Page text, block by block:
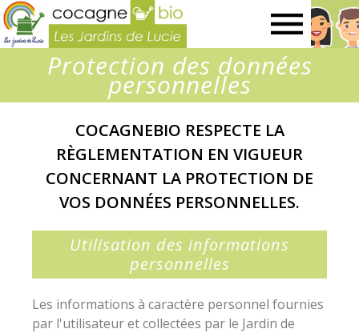
Jardins
Protection des données
personnelles
COCAGNEBIO RESPECTE LA
RÈGLEMENTATION EN VIGUEUR
CONCERNANT LA PROTECTION DE
VOS DONNÉES PERSONNELLES.
Utilisation des informations
personnelles
Les informations à caractère personnel fournies
par l'utilisateur et collectées par le Jardin de